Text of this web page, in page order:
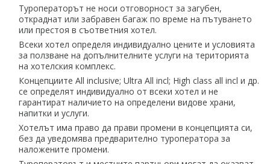
Туроператорът не носи отговорност за загубен,
откраднат или забравен багаж по време на пътуването
или престоя в съответния хотел.
Всеки хотел определя индивидуално цените и условията
за ползване на допълнителните услуги на територията
на хотелския комплекс.
Концепциите All inclusive; Ultra All incl; High class all incl и др.
се определят индивидуално от всеки хотел и не
гарантират наличието на определени видове храни,
напитки и услуги.
Хотелът има право да прави промени в концепцията си,
без да уведомява предварително туроператора за
наложените промени.